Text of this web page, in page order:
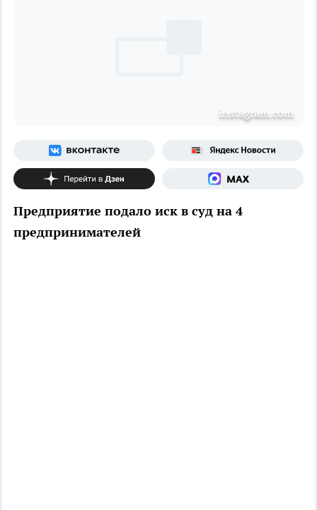
instagram.com
Предприятие подало иск в суд на 4
предпринимателей